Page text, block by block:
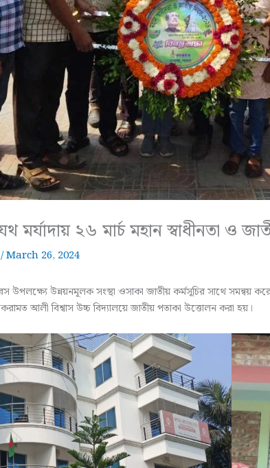
মর্যাদায় ২৬ মার্চ মহান স্বাধীনতা ও
/March 26, 2024
উপলক্ষ্যে উন্নয়নমূলক সংস্থা ওসাকা জাতীয়কর্মসূচির সাথে সমন্বয়
আলী বিশ্বাস উচ্চ বিদ্যালয়ে জাতীয় পতাকা উত্তোলন করা হয়।